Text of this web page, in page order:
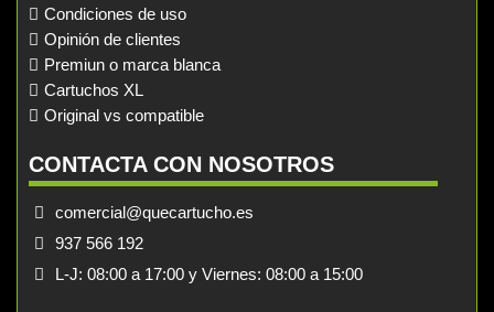
Condiciones de uso
Opinión de clientes
Premiun o marca blanca
Cartuchos XL
Original vs compatible
CONTACTA CON NOSOTROS
comercial@quecartucho.es
937 566 192
L-J: 08:00 a 17:00 y Viernes: 08:00 a 15:00